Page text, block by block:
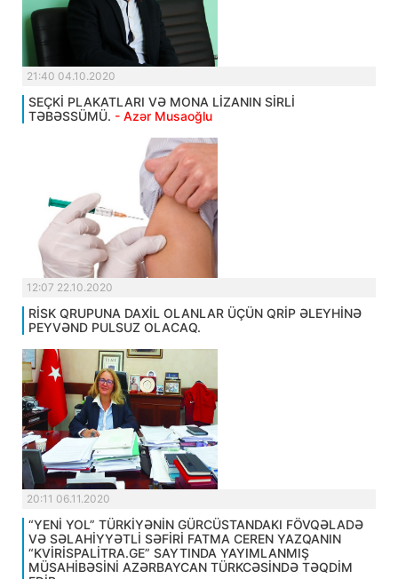
21:40 04.10.2020
SEÇKİ PLAKATLARI VƏ MONA LİZANIN SİRLİ
TƏBƏSSÜMÜ. - Azər Musaoğlu
12:07 22.10.2020
RİSK QRUPUNA DAXİL OLANLAR ÜÇÜN QRİP ƏLEYHİNƏ
PEYVƏND PULSUZ OLACAQ.
20:11 06.11.2020
“YENİ YOL” TÜRKİYƏNİN GÜRCÜSTANDAKI FÖVQƏLADƏ
VƏ SƏLAHİYYƏTLİ SƏFİRİ FATMA CEREN YAZQANIN
“KVİRİSPALİTRA.GE” SAYTINDA YAYIMLANMIŞ
MÜSAHİBƏSİNİ AZƏRBAYCAN TÜRKCƏSİNDƏ TƏQDİM